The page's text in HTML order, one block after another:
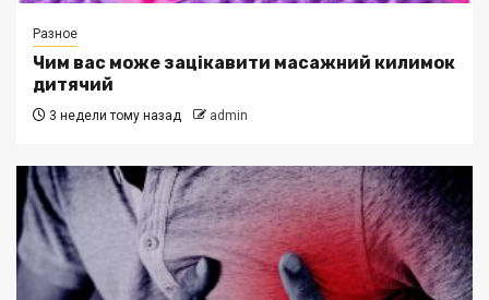
Разное
Чим вас може зацікавити масажний килимок
дитячий
3 недели тому назад admin